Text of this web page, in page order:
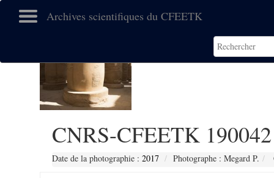
Archives scientifiques du CFEETK
CNRS-CFEETK 190042
Date de la photographie : 2017 Photographe : Megard P.